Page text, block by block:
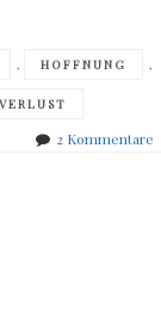
, HOFFNUNG ,
VERLUST
2 Kommentarezu